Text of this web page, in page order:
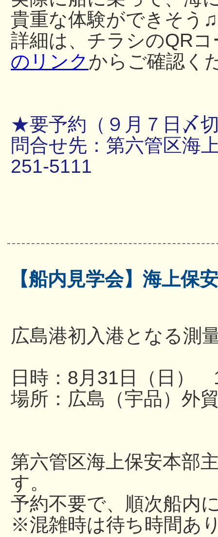
貴重な体験ができそう♫
詳細は、チラシのQR
のリンクからご確認く
★要予約（９月７日〆
問合せ先：第六管区海
251-5111
【船内見学会】海上
広島港初入港となる測
日時：8月31日（日）
場所：広島（宇品）外
第六管区海上保安本部
す。
予約不要で、順次船内
※混雑時は待ち時間あ